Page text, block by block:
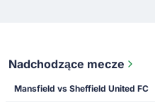
Nadchodzące mecze
Mansfield vs Sheffield United FC